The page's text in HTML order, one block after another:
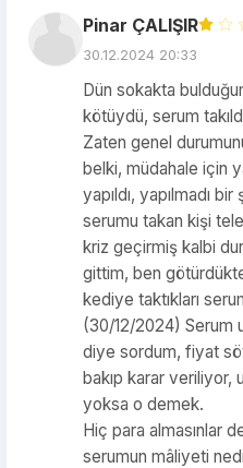
Pinar ÇALIŞIR
30.12.2024 20:33
Dün sokakta
kötüydü, serum
Zaten genel
belki, müdahale için
yapıldı, yapılmadı
serumu takan kişi
kriz geçirmiş kalbi
gittim, ben
kediye taktıkları
(30/12/2024) Serum
diye sordum, fiyat
bakıp karar veriliyor,
yoksa o demek.
Hiç para almasınlar
serumun mâliyeti